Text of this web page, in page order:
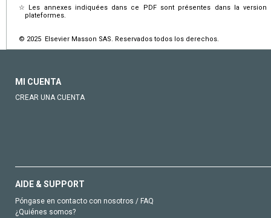
☆
Les annexes indiquées dans ce PDF sont présentes dans la
plateformes.
© 2025 Elsevier Masson SAS. Reservados todos los derechos.
MI CUENTA
CREAR UNA CUENTA
AIDE & SUPPORT
Póngase en contacto con nosotros / FAQ
¿Quiénes somos?